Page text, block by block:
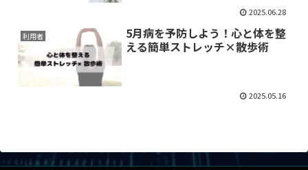
2025.06.28
利用者
5月病を予防しよう！心と体を整
える簡単ストレッチ×散歩術
2025.05.16